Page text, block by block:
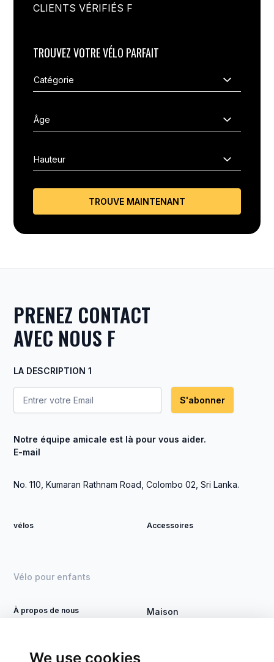
We use cookies
CLIENTS VÉRIFIÉS F
TROUVEZ VOTRE VÉLO PARFAIT
TROUVE MAINTENANT
PRENEZ CONTACT
AVEC NOUS F
LA DESCRIPTION 1
S'abonner
Notre équipe amicale est là pour vous aider.
E-mail
No. 110, Kumaran Rathnam Road, Colombo 02, Sri Lanka.
vélos
Vélo pour enfants
Accessoires
À propos de nous
Traiter
Maison